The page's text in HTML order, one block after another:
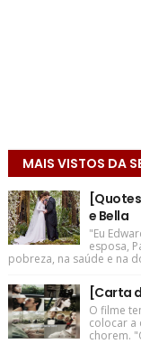
MAIS VISTOS DA
e Bella
"Eu
esposa,
pobreza, na saúde e na
[Carta
O filme
colocar a
chorem.